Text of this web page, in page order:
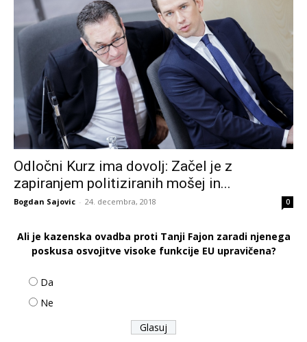
Odločni Kurz ima dovolj: Začel je z
zapiranjem politiziranih mošej in...
Bogdan Sajovic - 24. decembra, 2018 0
Ali je kazenska ovadba proti Tanji Fajon zaradi njenega
poskusa osvojitve visoke funkcije EU upravičena?
Da
Ne